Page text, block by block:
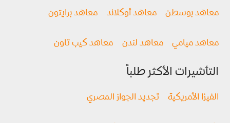
معاهد بوسطن معاهد أوكلاند معاهد برايتون
معاهد ميامي معاهد لندن معاهد كيب تاون
التأشيرات الأكثر طلباً
الفيزا الأمريكية تجديد الجواز المصري